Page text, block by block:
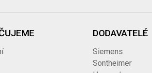
DODAVATELÉ
Siemens
Sontheimer